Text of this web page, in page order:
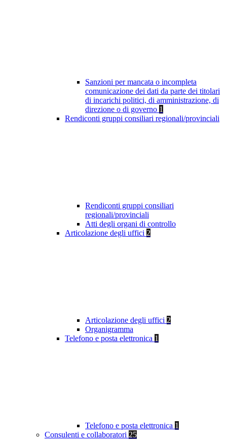
Sanzioni per mancata o incompleta
comunicazione dei dati da parte dei titolari
di incarichi politici, di amministrazione, di
direzione o di governo 1
Rendiconti gruppi consiliari regionali/provinciali
Rendiconti gruppi consiliari
regionali/provinciali
Atti degli organi di controllo
Articolazione degli uffici 2
Articolazione degli uffici 2
Organigramma
Telefono e posta elettronica 1
Telefono e posta elettronica 1
Consulenti e collaboratori 25